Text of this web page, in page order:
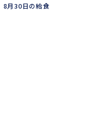
8月30日の給食